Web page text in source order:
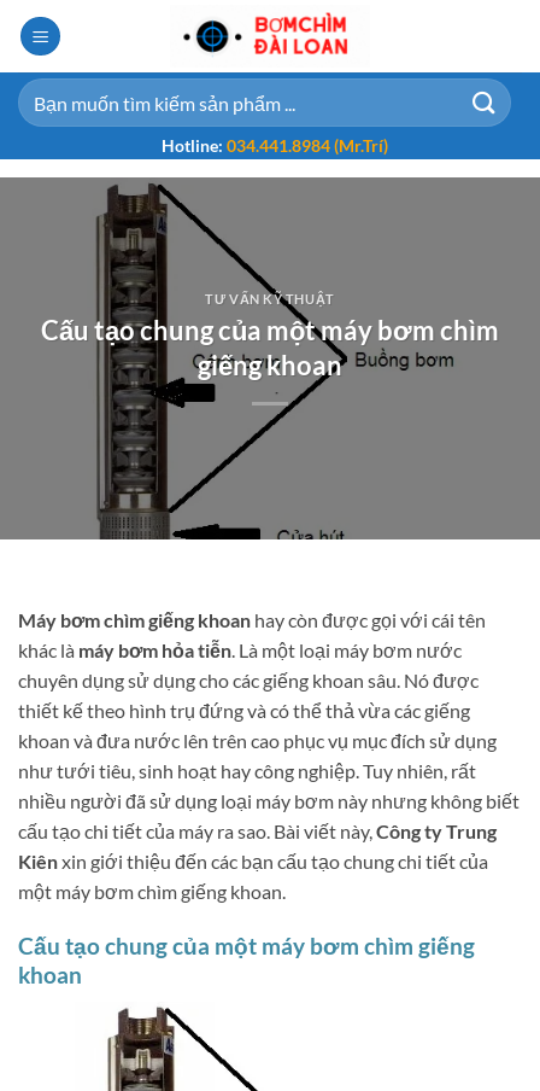
qua
nội
dung
Tìm
kiếm:
Hotline: 034.441.8984 (Mr.Trí)
TƯ VẤN KỸ THUẬT
Cấu tạo chung của một máy bơm chìm
giếng khoan
Máy bơm chìm giếng khoan hay còn được gọi với cái tên
khác là máy bơm hỏa tiễn. Là một loại máy bơm nước
chuyên dụng sử dụng cho các giếng khoan sâu. Nó được
thiết kế theo hình trụ đứng và có thể thả vừa các giếng
khoan và đưa nước lên trên cao phục vụ mục đích sử dụng
như tưới tiêu, sinh hoạt hay công nghiệp. Tuy nhiên, rất
nhiều người đã sử dụng loại máy bơm này nhưng không biết
cấu tạo chi tiết của máy ra sao. Bài viết này,Công ty Trung
Kiênxin giới thiệu đến các bạn cấu tạo chung chi tiết của
một máy bơm chìm giếng khoan.
Cấu tạo chung của một máy bơm chìm giếng
khoan